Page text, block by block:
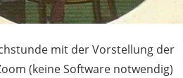
mit der Vorstellung der
(keine Software notwendig)